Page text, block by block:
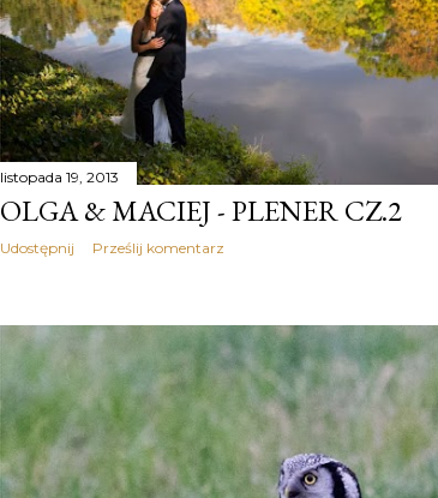
listopada 19, 2013
OLGA & MACIEJ - PLENER CZ.2
Udostępnij Prześlij komentarz